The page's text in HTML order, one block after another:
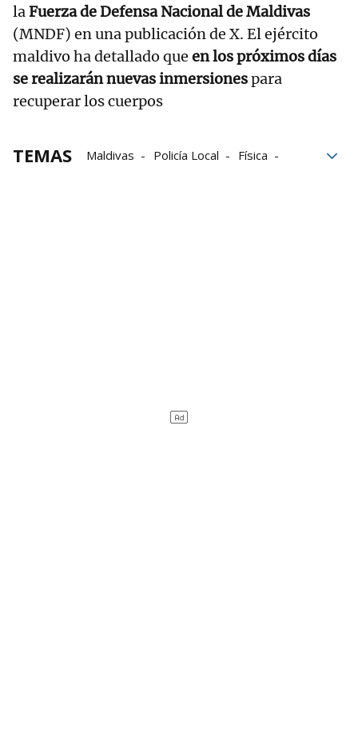
laFuerza de Defensa Nacional de Maldivas
(MNDF) en una publicación de X. El ejército
maldivo ha detallado que en los próximos días
se realizarán nuevas inmersionespara
recuperar los cuerpos
TEMAS Maldivas Policía Local
Física